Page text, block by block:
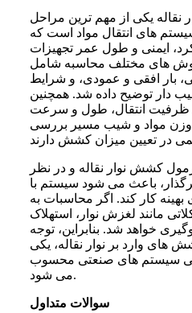
یکی از مهم ترین مراحل
های انتقال مواد است که
ایمنی و طول عمر تجهیزات
روش های مختلف محاسبه شامل
بار افقی و عمودی، و شرایط
دار توضیح داده شد. همچنین
ظرفیت انتقال، طول و سرعت
مواد و شیب مسیر بررسی
کشش نوار نقاله و در نظر
باعث می شود سیستم با
کار کند. اگر محاسبات به
مانند لغزش نوار، استهلاک
خواهد شد. بنابراین، توجه
های وارد بر نوار نقاله، یکی
سیستم های صنعتی محسوب
می شود.
سوالات متداول